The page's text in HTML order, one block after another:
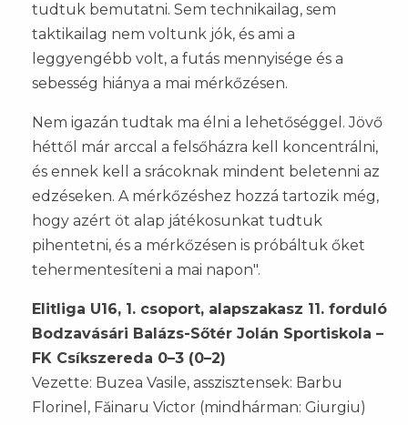
tudtuk bemutatni. Sem technikailag, sem
taktikailag nem voltunk jók, és ami a
leggyengébb volt, a futás mennyisége és a
sebesség hiánya a mai mérkőzésen.
Nem igazán tudtak ma élni a lehetőséggel. Jövő
héttől már arccal a felsőházra kell koncentrálni,
és ennek kell a srácoknak mindent beletenni az
edzéseken. A mérkőzéshez hozzá tartozik még,
hogy azért öt alap játékosunkat tudtuk
pihentetni, és a mérkőzésen is próbáltuk őket
tehermentesíteni a mai napon".
Elitliga U16, 1. csoport, alapszakasz 11. forduló
Bodzavásári Balázs-Sőtér Jolán Sportiskola –
FK Csíkszereda 0–3 (0–2)
Vezette: Buzea Vasile, asszisztensek: Barbu
Florinel, Făinaru Victor (mindhárman: Giurgiu)